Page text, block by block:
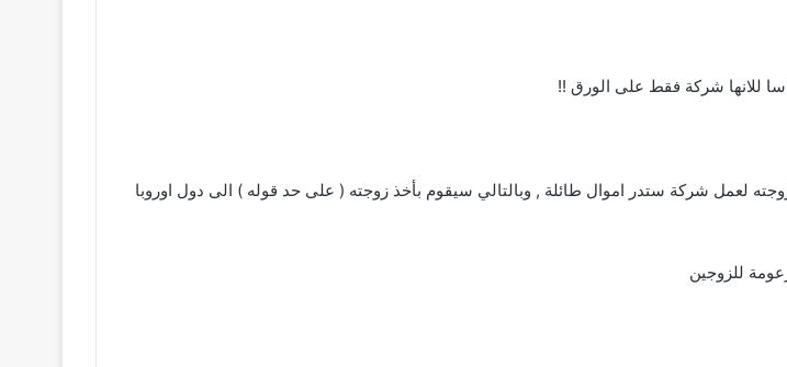
للانها شركة فقط على الورق !!
لعمل شركة ستدر اموال طائلة , وبالتالي سيقوم بأخذ زوجته ( على حد قوله ) الى دول اوروبا
للزوجين